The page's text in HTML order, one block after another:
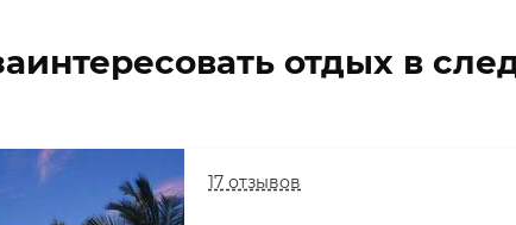
отдых в
17 отзывов